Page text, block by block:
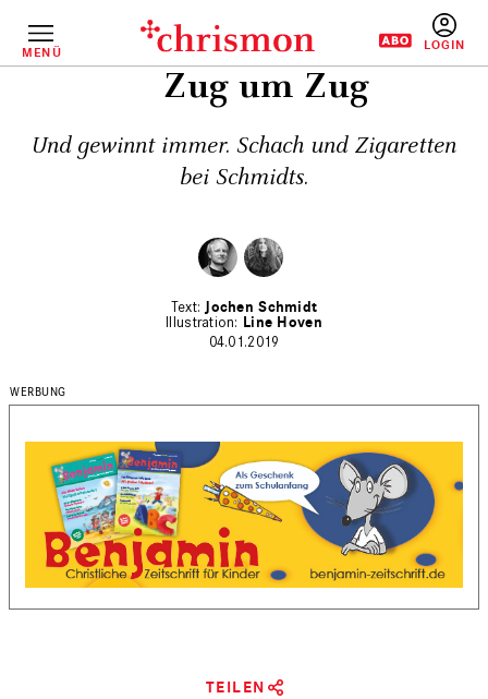
InhaltMENÜ
Zug um Zug
Und gewinnt immer. Schach und Zigaretten
bei Schmidts.
Jochen Schmidt
Line Hoven
04.01.2019
TEILEN